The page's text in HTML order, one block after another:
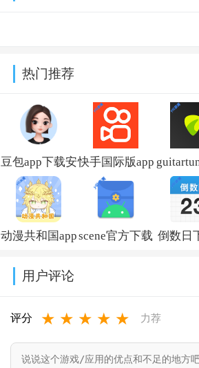
热门推荐
豆包app下载安
装新版本
v14.5.0
快手国际版app
免费下载安装
(Kwai)v13.6.40.545802
调音器
费版
动漫共和国appscene官方下载 倒数日
用户评论
评分 ★ ★ ★ ★ ★ 力荐